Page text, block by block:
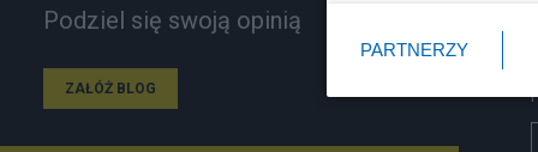
Podziel się swoją opinią
ZAŁÓŻ BLOG
PARTNERZY